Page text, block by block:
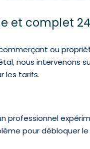
et complet
ou
nous intervenons
les tarifs.
professionnel
pour débloquer